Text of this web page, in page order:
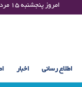
Thursday 06 August 2026 , 08:42 UTC ¤¤¤¤ امروز پنجشنبه ۱۵ مرداد ۱۴۰۵ساعت : ۰۸:۴۲
اطلاع رسانی اخبار